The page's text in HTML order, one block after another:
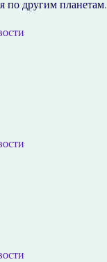
по другим планетам.